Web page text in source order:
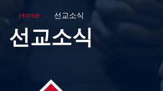
Home 선교소식
선교소식